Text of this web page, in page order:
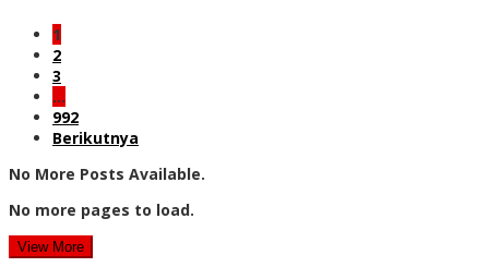
1
2
3
…
992
Berikutnya
No More Posts Available.
No more pages to load.
View More